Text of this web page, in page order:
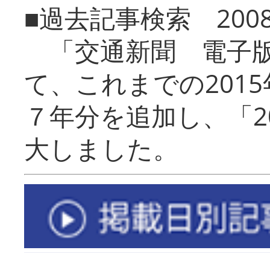
■過去記事検索
「交通新聞 電子
て、これまでの
７年分を追加し、「
大しまし